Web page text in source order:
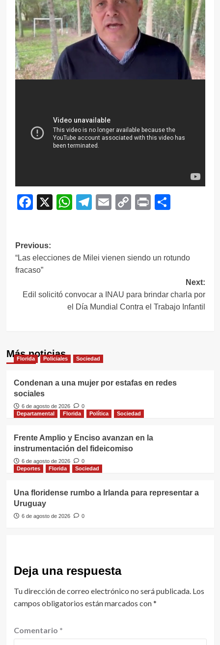
Facebook
X WhatsApp
Telegram
EmailCopy
Print
Navegación
de
Previous:
“Las elecciones de Milei vienen siendo un rotundo
fracaso”
Next:
Edil solicitó convocar a INAU para brindar charla por
el Día Mundial Contra el Trabajo Infantil
Más noticias
Florida Policiales Sociedad
Condenan a una mujer por estafas en redes
sociales
6 de agosto de 2026
0
Departamental
Florida Política Sociedad
Frente Amplio y Enciso avanzan en la
instrumentación del fideicomiso
6 de agosto de 2026
0
Deportes
Florida Sociedad
Una floridense rumbo a Irlanda para representar a
Uruguay
6 de agosto de 2026 0
Deja una respuesta
Tu dirección de correo electrónico no será publicada. Los
campos obligatorios están marcados con*
Comentario *